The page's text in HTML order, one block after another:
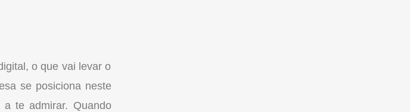
o que vai levar o
se posiciona neste
te admirar. Quando